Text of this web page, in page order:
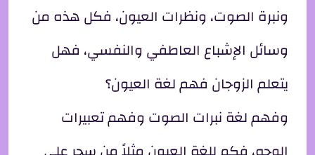
ونبرة الصوت، ونظرات العيون، فكل هذه من
وسائل الإشباع العاطفي والنفسي، فهل
يتعلم الزوجان فهم لغة العيون؟
وفهم لغة نبرات الصوت وفهم تعبيرات